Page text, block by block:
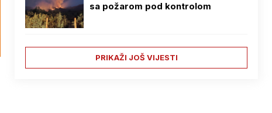
sa požarom pod kontrolom
PRIKAŽI JOŠ VIJESTI